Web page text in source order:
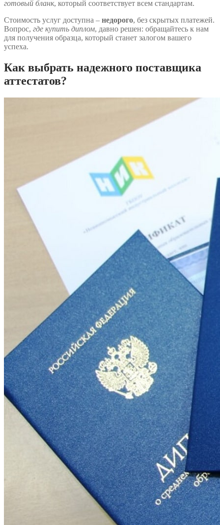
готовый бланк, который соответствует всем стандартам.
Стоимость услуг доступна – недорого, без скрытых платежей.
Вопрос, где купить диплом, давно решен: обращайтесь к нам
для получения образца, который станет залогом вашего
успеха.
Как выбрать надежного поставщика
аттестатов?